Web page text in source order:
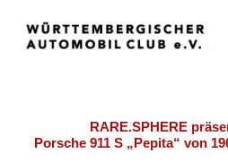
Inhalt
springen
RARE.SPHERE
Porsche 911 S „Pepita“ von